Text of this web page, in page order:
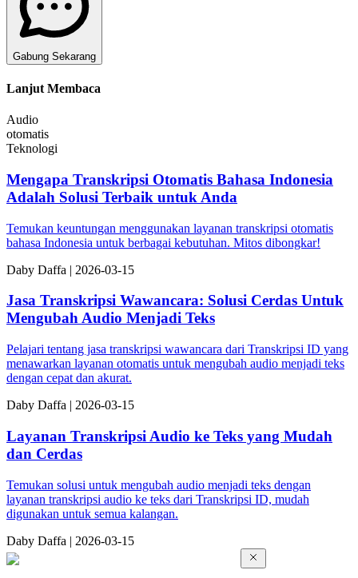
Gabung Sekarang
Lanjut Membaca
Audio
otomatis
Teknologi
Mengapa Transkripsi Otomatis Bahasa Indonesia
Adalah Solusi Terbaik untuk Anda
Temukan keuntungan menggunakan layanan transkripsi otomatis
bahasa Indonesia untuk berbagai kebutuhan. Mitos dibongkar!
Daby Daffa | 2026-03-15
Jasa Transkripsi Wawancara: Solusi Cerdas Untuk
Mengubah Audio Menjadi Teks
Pelajari tentang jasa transkripsi wawancara dari Transkripsi ID yang
menawarkan layanan otomatis untuk mengubah audio menjadi teks
dengan cepat dan akurat.
Daby Daffa | 2026-03-15
Layanan Transkripsi Audio ke Teks yang Mudah
dan Cerdas
Temukan solusi untuk mengubah audio menjadi teks dengan
layanan transkripsi audio ke teks dari Transkripsi ID, mudah
digunakan untuk semua kalangan.
Daby Daffa | 2026-03-15